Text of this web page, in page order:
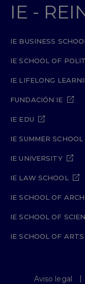
IE -
IE BUSINESS SCHOOL
IE SCHOOL OF
IE LIFELONG
FUNDACIÓN IE
IE EDU
IE SUMMER SCHOOL
IE UNIVERSITY
IE LAW SCHOOL
IE SCHOOL OF
IE SCHOOL OF
IE SCHOOL OF
Aviso legal